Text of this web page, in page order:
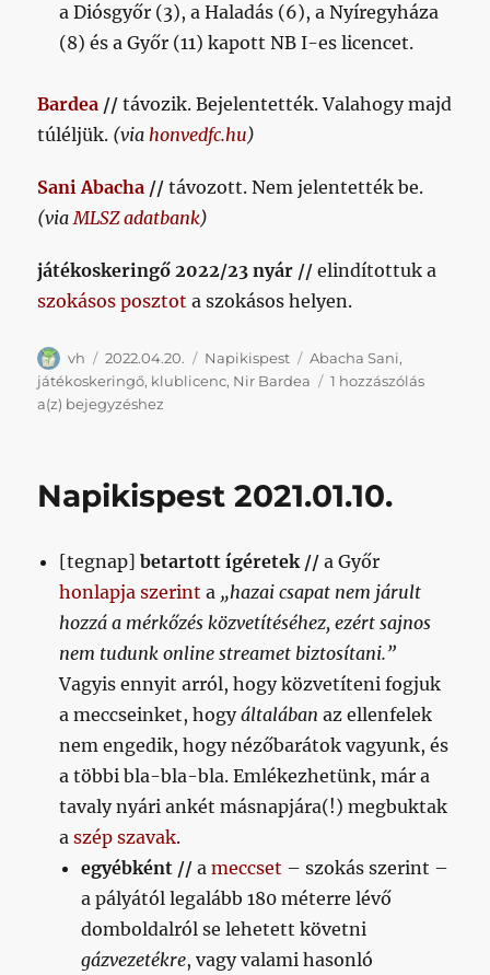
a Diósgyőr (3), a Haladás (6), a Nyíregyháza
(8) és a Győr (11) kapott NB I-es licencet.
Bardea // távozik. Bejelentették. Valahogy majd
túléljük. (viahonvedfc.hu)
Sani Abacha // távozott. Nem jelentették be.
(viaMLSZ adatbank)
játékoskeringő 2022/23 nyár //elindítottuk a
szokásos posztot a szokásos helyen.
Szerző
vh Közzétéve
2022.04.20. Kategória
Napikispest Címke
Abacha Sani,
játékoskeringő, klublicenc, Nir Bardea
1 hozzászólás
a(z) Tegnapikispest
bejegyzéshez
Napikispest 2021.01.10.
[tegnap]betartott ígéretek // a Győr
honlapja szerint a „hazai csapat nem járult
hozzá a mérkőzés közvetítéséhez, ezért sajnos
nem tudunk online streamet biztosítani.”
Vagyis ennyit arról, hogy közvetíteni fogjuk
a meccseinket, hogyáltalában az ellenfelek
nem engedik, hogy nézőbarátok vagyunk, és
a többi bla-bla-bla. Emlékezhetünk, már a
tavaly nyári ankét másnapjára(!) megbuktak
aszép szavak.
egyébként // ameccset – szokás szerint –
a pályától legalább 180 méterre lévő
domboldalról se lehetett követni
gázvezetékre, vagy valami hasonló